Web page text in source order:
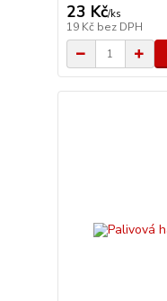
23 Kč/ks
19 Kč bez DPH